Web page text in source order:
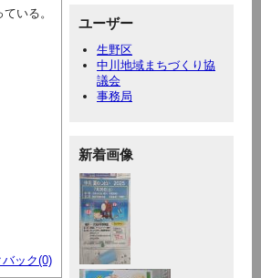
ユーザー
生野区
中川地域まちづくり協
議会
事務局
新着画像
いる。
バック(0)